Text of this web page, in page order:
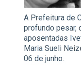
A Prefeitura de
profundo
aposentadas
Maria Sueli
06 de junho.